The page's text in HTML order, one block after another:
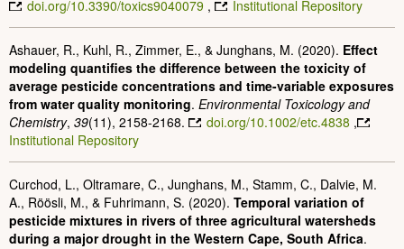
doi.org/10.3390/toxics9040079 , Institutional Repository
Ashauer, R., Kuhl, R., Zimmer, E., & Junghans, M. (2020). Effect
modeling quantifies the difference between the toxicity of
average pesticide concentrations and time-variable exposures
from water quality monitoring. Environmental Toxicology and
Chemistry, 39(11), 2158-2168. doi.org/10.1002/etc.4838 ,
Institutional Repository
Curchod, L., Oltramare, C., Junghans, M., Stamm, C., Dalvie, M.
A., Röösli, M., & Fuhrimann, S. (2020). Temporal variation of
pesticide mixtures in rivers of three agricultural watersheds
during a major drought in the Western Cape, South Africa.